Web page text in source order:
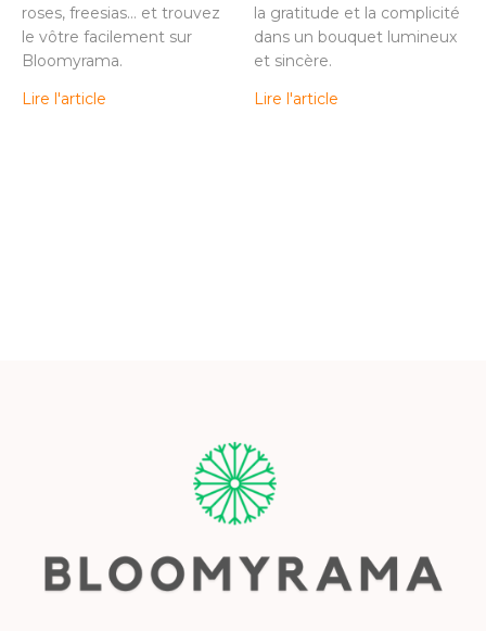
roses, freesias… et trouvez
le vôtre facilement sur
Bloomyrama.
Lire l'article
la gratitude et la complicité
dans un bouquet lumineux
et sincère.
Lire l'article